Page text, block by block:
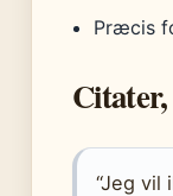
Præcis
“Jeg vil